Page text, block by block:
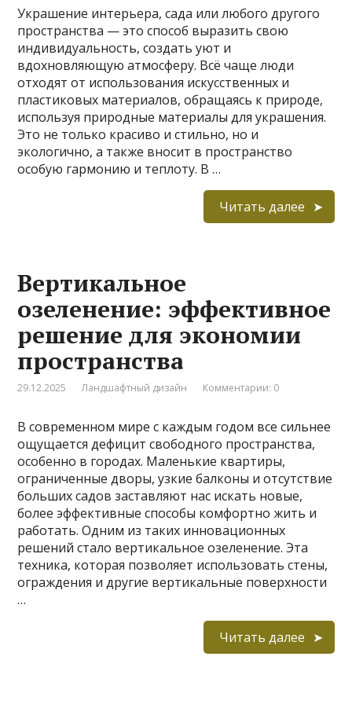
Украшение интерьера, сада или любого другого
пространства — это способ выразить свою
индивидуальность, создать уют и
вдохновляющую атмосферу. Всё чаще люди
отходят от использования искусственных и
пластиковых материалов, обращаясь к природе,
используя природные материалы для украшения.
Это не только красиво и стильно, но и
экологично, а также вносит в пространство
особую гармонию и теплоту. В …
Читать далее
Вертикальное
озеленение: эффективное
решение для экономии
пространства
29.12.2025 Ландшафтный дизайн Комментарии: 0
В современном мире с каждым годом все сильнее
ощущается дефицит свободного пространства,
особенно в городах. Маленькие квартиры,
ограниченные дворы, узкие балконы и отсутствие
больших садов заставляют нас искать новые,
более эффективные способы комфортно жить и
работать. Одним из таких инновационных
решений стало вертикальное озеленение. Эта
техника, которая позволяет использовать стены,
ограждения и другие вертикальные поверхности
…
Читать далее